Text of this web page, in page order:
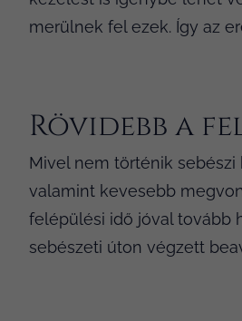
merülnek fel ezek. Így az
Rövidebb a
Mivel nem történik sebészi
valamint kevesebb
felépülési idő jóval tovább
sebészeti úton végzett